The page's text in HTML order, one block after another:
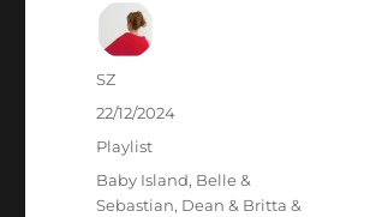
Autor
SZ
Veröffentlicht
am
22/12/2024
Kategorien
Playlist
Schlagwörter
Baby Island, Belle &
Sebastian, Dean & Britta &